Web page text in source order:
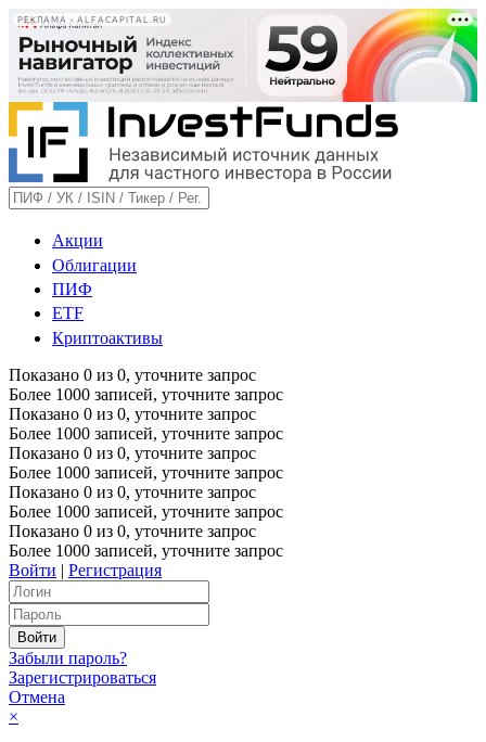
РЕКЛАМА • ALFACAPITAL.RU
Акции
Облигации
ПИФ
ETF
Криптоактивы
Показано 0 из 0, уточните запрос
Более 1000 записей, уточните запрос
Показано 0 из 0, уточните запрос
Более 1000 записей, уточните запрос
Показано 0 из 0, уточните запрос
Более 1000 записей, уточните запрос
Показано 0 из 0, уточните запрос
Более 1000 записей, уточните запрос
Показано 0 из 0, уточните запрос
Более 1000 записей, уточните запрос
Войти | Регистрация
Забыли пароль?
Зарегистрироваться
Отмена
×